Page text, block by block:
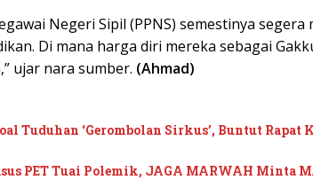
Negeri Sipil (PPNS) semestinya
Di mana harga diri mereka sebagai
ujar nara sumber. (Ahmad)
Tuduhan ‘Gerombolan Sirkus’, Buntut
PET Tuai Polemik, JAGA MARWAH Minta